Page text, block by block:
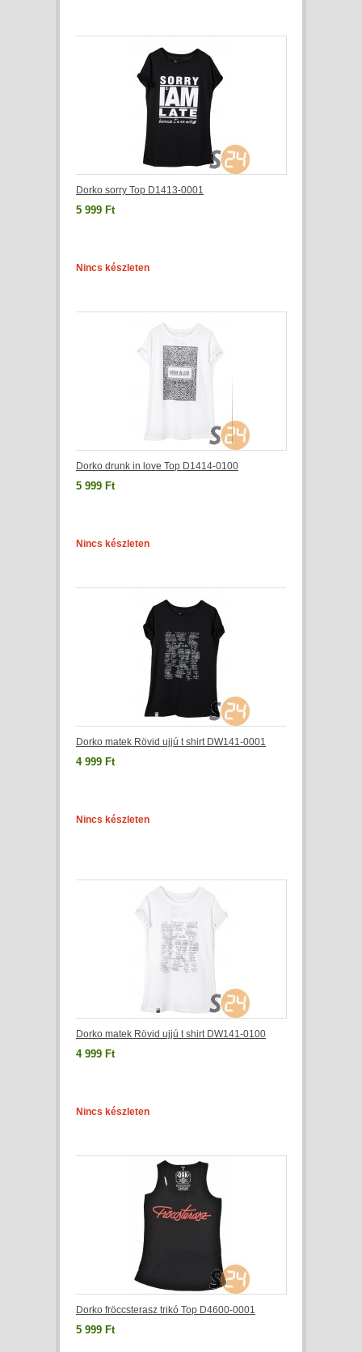
Dorko sorry Top D1413-0001
5 999 Ft
Nincs készleten
Dorko drunk in love Top D1414-0100
5 999 Ft
Nincs készleten
Dorko matek Rövid ujjú t shirt DW141-0001
4 999 Ft
Nincs készleten
Dorko matek Rövid ujjú t shirt DW141-0100
4 999 Ft
Nincs készleten
Dorko fröccsterasz trikó Top D4600-0001
5 999 Ft